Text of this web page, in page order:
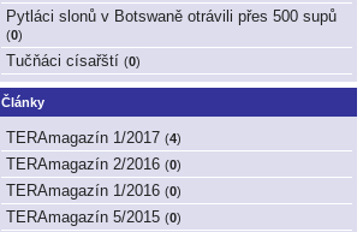
Pytláci slonů v Botswaně otrávili přes 500 supů
(0)
Tučňáci císařští (0)
Články
TERAmagazín 1/2017 (4)
TERAmagazín 2/2016 (0)
TERAmagazín 1/2016 (0)
TERAmagazín 5/2015 (0)